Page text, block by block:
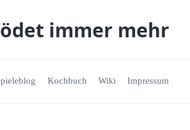
immer mehr
Kochbuch Wiki Impressum